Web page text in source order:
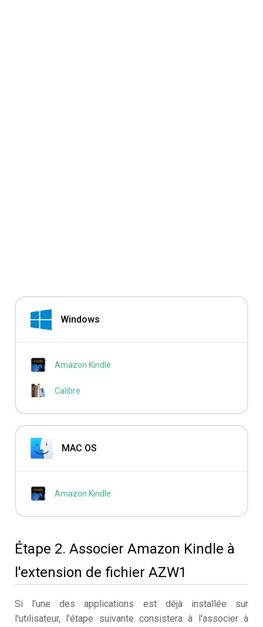
Windows
Amazon Kindle
Calibre
MAC OS
Amazon Kindle
Étape 2. Associer Amazon Kindle à
l'extension de fichier AZW1
Si l'une des applications est déjà installée sur
l'utilisateur, l'étape suivante consistera à l'associer à